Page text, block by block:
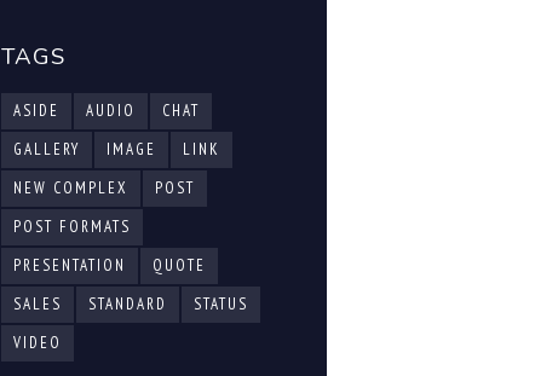
TAGS
ASIDE AUDIO
CHAT
GALLERY
IMAGE
LINK
NEW COMPLEX
POST
POST FORMATS
PRESENTATION
QUOTE
SALES
STANDARD
STATUS
VIDEO